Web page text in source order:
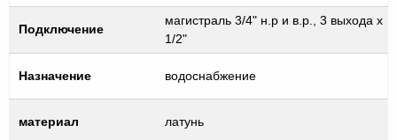
Подключение
магистраль 3/4" н.р и в.р., 3 выхода х
1/2"
Назначение водоснабжение
материал латунь